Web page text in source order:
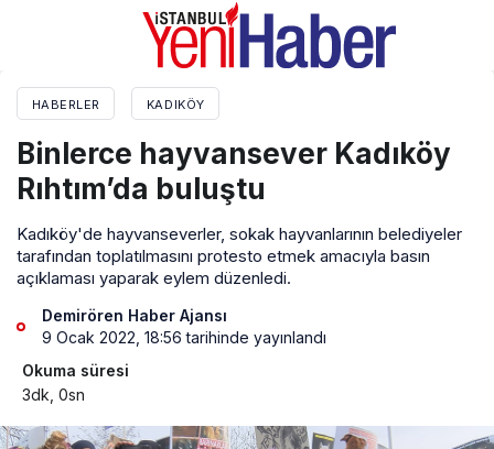
HABERLER KADIKÖY
Binlerce hayvansever Kadıköy
Rıhtım’da buluştu
Kadıköy'de hayvanseverler, sokak hayvanlarının belediyeler
tarafından toplatılmasını protesto etmek amacıyla basın
açıklaması yaparak eylem düzenledi.
Demirören Haber Ajansı
9 Ocak 2022, 18:56 tarihinde yayınlandı
Okuma süresi
3dk, 0sn